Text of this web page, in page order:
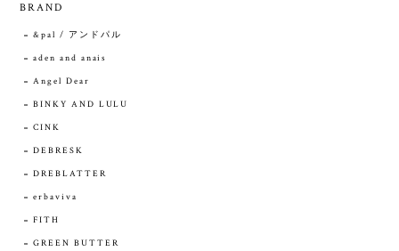
BRAND
&pal / アンドパル
aden and anais
Angel Dear
BINKY AND LULU
CINK
DEBRESK
DREBLATTER
erbaviva
FITH
GREEN BUTTER